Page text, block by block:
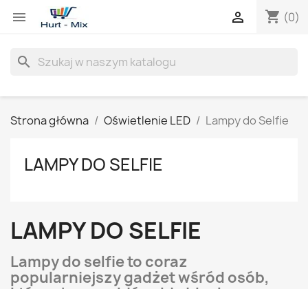
 shopping_cart (0)

search
Strona główna Oświetlenie LED Lampy do Selfie
LAMPY DO SELFIE
LAMPY DO SELFIE
Lampy do selfie to coraz
popularniejszy gadżet wśród osób,